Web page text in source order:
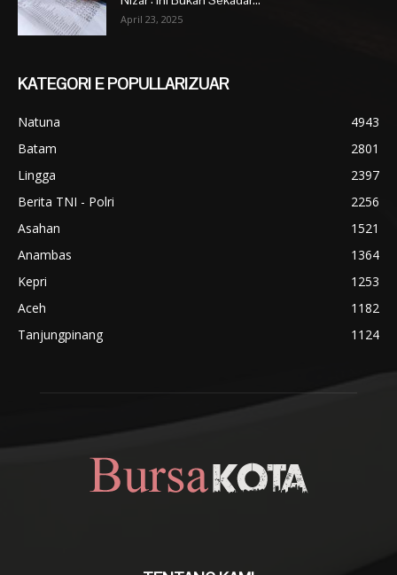
April 23, 2025
KATEGORI E POPULLARIZUAR
Natuna
4943
Batam
2801
Lingga
2397
Berita TNI - Polri
2256
Asahan
1521
Anambas
1364
Kepri
1253
Aceh
1182
Tanjungpinang
1124